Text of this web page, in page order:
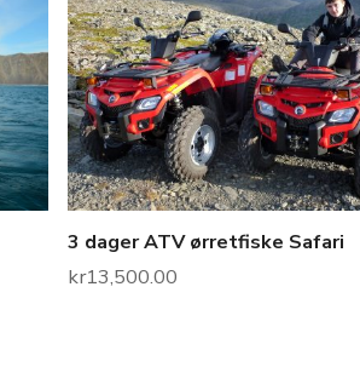
3 dager ATV ørretfiske Safari
kr13,500.00